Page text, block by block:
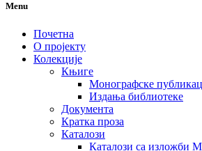
Menu
Почетна
О пројекту
Колекције
Књиге
Монографске
Издања библиотеке
Документа
Кратка проза
Каталози
Каталози са изложби